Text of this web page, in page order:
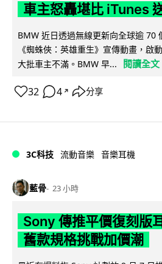
車主怒轟堪比 iTunes
BMW 近日透過無線更新向全球逾 70
《蜘蛛俠：英雄重生》宣傳動畫，啟
大批車主不滿。BMW 早...
閱讀全文
32 4 ↗ 分享
3C科技 流動音樂 音樂耳機
藍骨 23 小時
Sony 傳推平價復刻
舊款規格挑戰加價潮